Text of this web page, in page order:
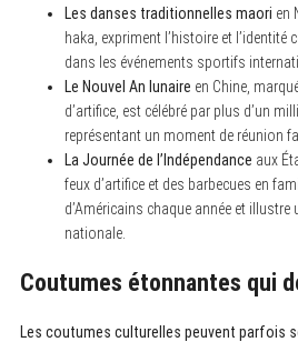
Les danses traditionnelles maori en
haka, expriment l’histoire et l’identité
dans les événements sportifs
Le Nouvel An lunaire en Chine,
d’artifice, est célébré par plus d’un
représentant un moment de réunion
La Journée de l’Indépendance aux
feux d’artifice et des barbecues en
d’Américains chaque année et
nationale.
Coutumes étonnantes qui
Les coutumes culturelles peuvent parfois